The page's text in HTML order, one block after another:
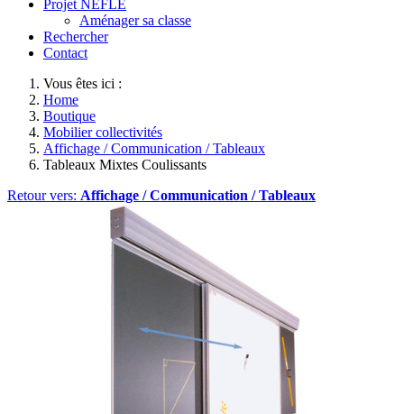
Projet NEFLE
Aménager sa classe
Rechercher
Contact
Vous êtes ici :
Home
Boutique
Mobilier collectivités
Affichage / Communication / Tableaux
Tableaux Mixtes Coulissants
Retour vers: Affichage / Communication / Tableaux